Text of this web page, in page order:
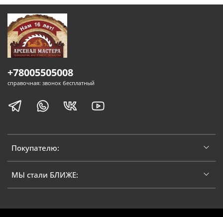
Покупателю:
МЫ стали БЛИЖЕ:
+78005505008
справочная: звонок бесплатный